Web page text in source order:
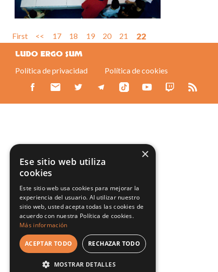
First << 17 18 19 20 21 22
LUDO ERGO SUM
Política de privacidad Política de cookies
×
Ese sitio web utiliza
cookies
Este sitio web usa cookies para mejorar la
experiencia del usuario. Al utilizar nuestro
sitio web, usted acepta todas las cookies de
acuerdo con nuestra Política de cookies.
Más información
ACEPTAR TODO RECHAZAR TODO
MOSTRAR DETALLES